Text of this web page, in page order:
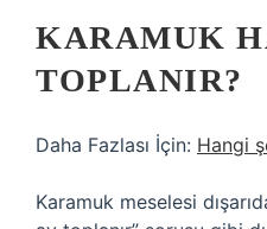
KARAMUK
TOPLANIR?
Daha Fazlası İçin: Hangi
Karamuk meselesi